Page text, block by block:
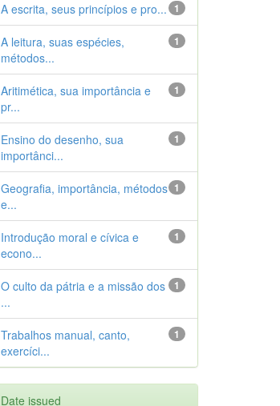
1
A escrita, seus princípios e pro...
1
A leitura, suas espécies,
métodos...
1
Aritimética, sua importância e
pr...
1
Ensino do desenho, sua
importânci...
1
Geografia, importância, métodos
e...
1
Introdução moral e cívica e
econo...
1
O culto da pátria e a missão dos
...
1
Trabalhos manual, canto,
exercíci...
Date issued